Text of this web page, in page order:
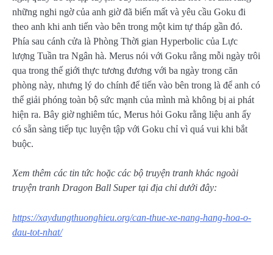
những nghi ngờ của anh giờ đã biến mất và yêu cầu Goku đi
theo anh khi anh tiến vào bên trong một kim tự tháp gần đó.
Phía sau cánh cửa là Phòng Thời gian Hyperbolic của Lực
lượng Tuần tra Ngân hà. Merus nói với Goku rằng mỗi ngày trôi
qua trong thế giới thực tương đương với ba ngày trong căn
phòng này, nhưng lý do chính để tiến vào bên trong là để anh có
thể giải phóng toàn bộ sức mạnh của mình mà không bị ai phát
hiện ra. Bây giờ nghiêm túc, Merus hỏi Goku rằng liệu anh ấy
có sẵn sàng tiếp tục luyện tập với Goku chỉ vì quá vui khi bắt
buộc.
Xem thêm các tin tức hoặc các bộ truyện tranh khác ngoài
truyện tranh Dragon Ball Super tại địa chỉ dưới đây:
https://xaydungthuonghieu.org/can-thue-xe-nang-hang-hoa-o-
dau-tot-nhat/